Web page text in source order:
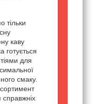
тільки
каву
готується
для
смаку.